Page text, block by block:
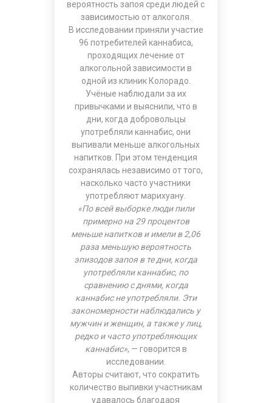
вероятность запоя среди людей с
зависимостью от алкоголя.
В исследовании приняли участие
96 потребителей каннабиса,
проходящих лечение от
алкогольной зависимости в
одной из клиник Колорадо.
Учёные наблюдали за их
привычками и выяснили, что в
дни, когда добровольцы
употребляли каннабис, они
выпивали меньше алкогольных
напитков. При этом тенденция
сохранялась независимо от того,
насколько часто участники
употребляют марихуану.
«По всей выборке люди пили
примерно на 29 процентов
меньше напитков и имели в 2,06
раза меньшую вероятность
эпизодов запоя в те дни, когда
употребляли каннабис, по
сравнению с днями, когда
каннабис не употребляли. Эти
закономерности наблюдались у
мужчин и женщин, а также у лиц,
редко и часто употребляющих
каннабис», — говорится в
исследовании.
Авторы считают, что сократить
количество выпивки участникам
удавалось благодаря